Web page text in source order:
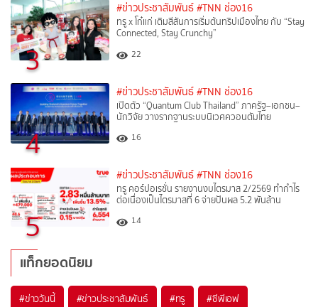
3
#ข่าวประชาสัมพันธ์ #TNN ช่อง16
ทรู x โก๋แก่ เติมสีสันการเริ่มต้นทริปเมืองไทย กับ “Stay
Connected, Stay Crunchy”
22
4
#ข่าวประชาสัมพันธ์ #TNN ช่อง16
เปิดตัว “Quantum Club Thailand” ภาครัฐ–เอกชน–
นักวิจัย วางรากฐานระบบนิเวศควอนตัมไทย
16
5
#ข่าวประชาสัมพันธ์ #TNN ช่อง16
ทรู คอร์ปอเรชั่น รายงานงบไตรมาส 2/2569 ทำกำไร
ต่อเนื่องเป็นไตรมาสที่ 6 จ่ายปันผล 5.2 พันล้าน
14
แท็กยอดนิยม
#ข่าววันนี้ #ข่าวประชาสัมพันธ์ #ทรู #ซีพีเอฟ